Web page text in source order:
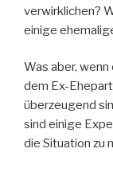
verwirklichen?
einige
Was aber,
dem Ex-
überzeugend
sind einige
die Situation zu